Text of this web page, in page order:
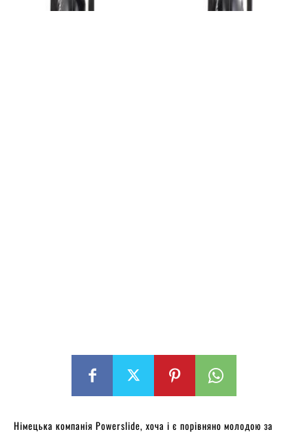
Німецька компанія Powerslide, хоча і є порівняно молодою за